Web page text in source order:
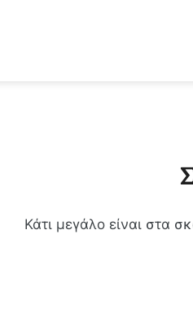
Κάτι μεγάλο είναι στα